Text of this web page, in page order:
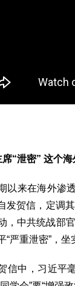
席“泄密” 这个
以来在海外渗
发贺信，定调
，中共统战部
“严重泄密”，
信中，习近平